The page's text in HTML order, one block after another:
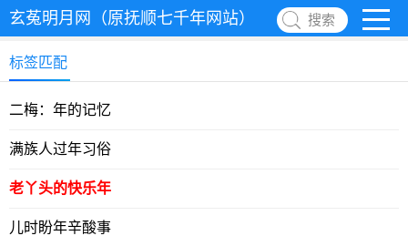
玄菟明月网（原抚顺七千年网站） 搜索
标签匹配
二梅：年的记忆
满族人过年习俗
老丫头的快乐年
儿时盼年辛酸事